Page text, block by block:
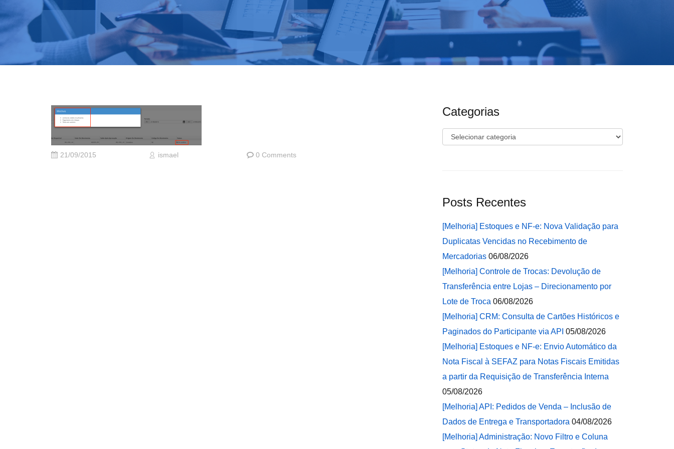
21/09/2015 ismael 0 Comments
Categorias
Categorias
Posts Recentes
[Melhoria] Estoques e NF-e: Nova Validação para
Duplicatas Vencidas no Recebimento de
Mercadorias 06/08/2026
[Melhoria] Controle de Trocas: Devolução de
Transferência entre Lojas – Direcionamento por
Lote de Troca 06/08/2026
[Melhoria] CRM: Consulta de Cartões Históricos e
Paginados do Participante via API 05/08/2026
[Melhoria] Estoques e NF-e: Envio Automático da
Nota Fiscal à SEFAZ para Notas Fiscais Emitidas
a partir da Requisição de Transferência Interna
05/08/2026
[Melhoria] API: Pedidos de Venda – Inclusão de
Dados de Entrega e Transportadora 04/08/2026
[Melhoria] Administração: Novo Filtro e Coluna